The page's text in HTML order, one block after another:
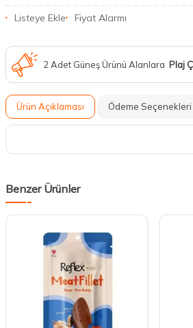
Listeye Ekle Fiyat Alarmı
2 Adet Güneş Ürünü Alanlara Plaj
Ürün Açıklaması Ödeme Seçenekleri
Benzer Ürünler